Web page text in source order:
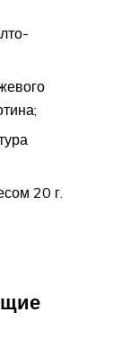
20 г.